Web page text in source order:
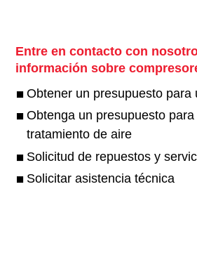
Entre en contacto con
información sobre
Obtener un presupuesto para
Obtenga un presupuesto
tratamiento de aire
Solicitud de repuestos y
Solicitar asistencia técnica